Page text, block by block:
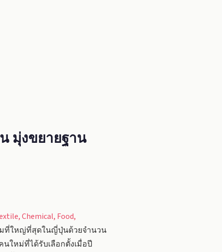
มุ่งขยายฐาน
Chemical, Food,
ที่ใหญ่ที่สุดในญี่ปุ่นด้วยจำนวน
ใหม่ที่ได้รับเลือกตั้งเมื่อปี